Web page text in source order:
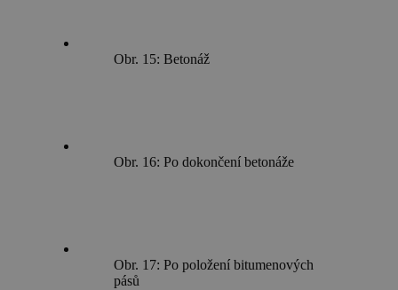
Obr. 15: Betonáž
Obr. 16: Po dokončení betonáže
Obr. 17: Po položení bitumenových
pásů